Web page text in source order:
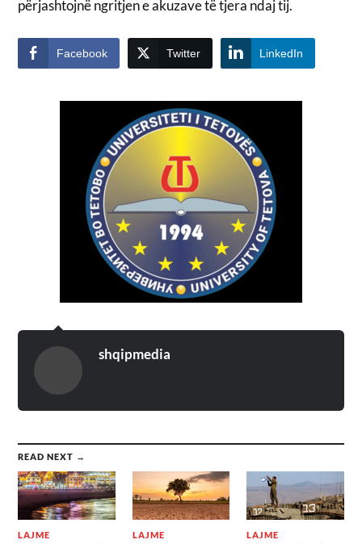
përjashtojnë ngritjen e akuzave të tjera ndaj tij.
Facebook Twitter LinkedIn
shqipmedia
READ NEXT →
LAJME LAJME LAJME